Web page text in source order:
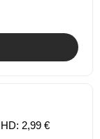
2,99 €